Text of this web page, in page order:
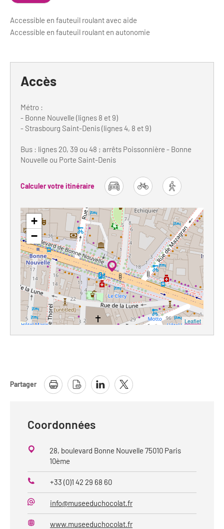
Accessible en fauteuil roulant avec aide
Accessible en fauteuil roulant en autonomie
Accès
Métro :
- Bonne Nouvelle (lignes 8 et 9)
- Strasbourg Saint-Denis (lignes 4, 8 et 9)
Bus : lignes 20, 39 ou 48 ; arrêts Poissonnière - Bonne
Nouvelle ou Porte Saint-Denis
Calculer votre itinéraire
car bike foot
+
−
Leaflet
Partager
Coordonnées
28, boulevard Bonne Nouvelle 75010 Paris
10ème
Téléphone
+33 (0)1 42 29 68 60
Mail
info@museeduchocolat.fr
www.museeduchocolat.fr